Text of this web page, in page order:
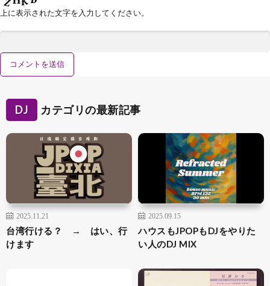
上に表示された文字を入力してください。
DJ カテゴリの最新記事
2025.11.21
台湾行ける？ → はい、行
けます
2025.09.15
ハウスもJPOPもDJをやりた
い人のDJ MIX